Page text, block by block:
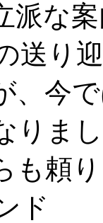
派な
送り
、今
りま
も頼
ド